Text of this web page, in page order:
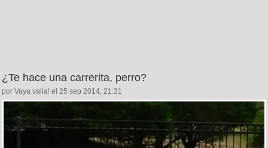
¿Te hace una carrerita, perro?
por Vaya valla! el 25 sep 2014, 21:31